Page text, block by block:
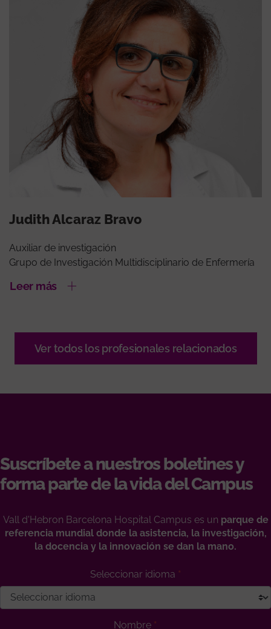
Judith Alcaraz Bravo
Auxiliar de investigación
Grupo de Investigación Multidisciplinario de Enfermería
Leer más
Ver todos los profesionales relacionados
Suscríbete a nuestros boletines y
forma parte de la vida del Campus
Vall d'Hebron Barcelona Hospital Campus es un parque de
referencia mundial donde la asistencia, la investigación,
la docencia y la innovación se dan la mano.
Seleccionar idioma
Nombre